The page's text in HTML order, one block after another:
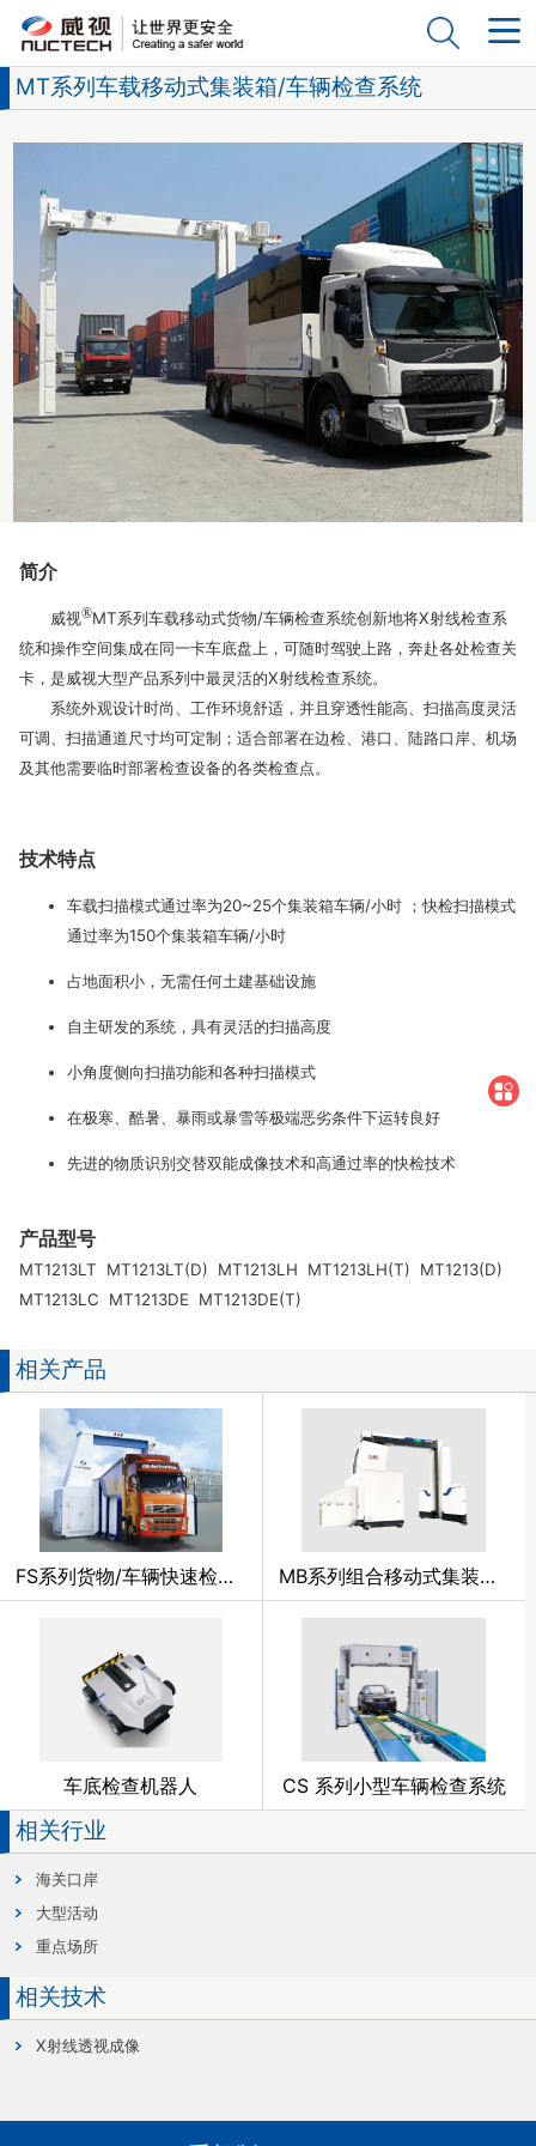
MT系列车载移动式集装箱/车辆检查系统
简介
威视®MT系列车载移动式货物/车辆检查系统创新地将X射线检查系
统和操作空间集成在同一卡车底盘上，可随时驾驶上路，奔赴各处检查关
卡，是威视大型产品系列中最灵活的X射线检查系统。
系统外观设计时尚、工作环境舒适，并且穿透性能高、扫描高度灵活
可调、扫描通道尺寸均可定制；适合部署在边检、港口、陆路口岸、机场
及其他需要临时部署检查设备的各类检查点。
技术特点
车载扫描模式通过率为20~25个集装箱车辆/小时 ；快检扫描模式
通过率为150个集装箱车辆/小时
占地面积小，无需任何土建基础设施
自主研发的系统，具有灵活的扫描高度
小角度侧向扫描功能和各种扫描模式
在极寒、酷暑、暴雨或暴雪等极端恶劣条件下运转良好
先进的物质识别交替双能成像技术和高通过率的快检技术
产品型号
MT1213LT MT1213LT(D) MT1213LH MT1213LH(T) MT1213(D)
MT1213LC MT1213DE MT1213DE(T)
相关产品
FS系列货物/车辆快速检查系统 MB系列组合移动式集装箱/车辆检查系统
车底检查机器人 CS 系列小型车辆检查系统
相关行业
海关口岸
大型活动
重点场所
相关技术
X射线透视成像